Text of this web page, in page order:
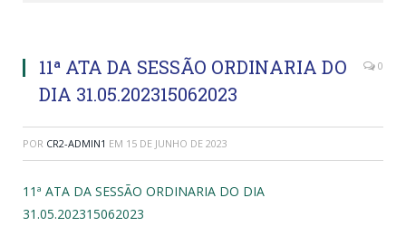
11ª ATA DA SESSÃO ORDINARIA DO
DIA 31.05.202315062023
0
POR CR2-ADMIN1 EM 15 DE JUNHO DE 2023
11ª ATA DA SESSÃO ORDINARIA DO DIA
31.05.202315062023